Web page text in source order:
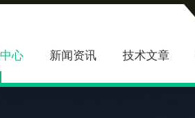
心 新闻资讯 技术文章